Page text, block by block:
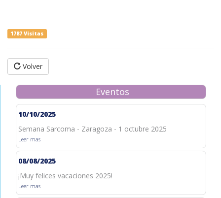
1787 Visitas
Volver
Eventos
10/10/2025
Semana Sarcoma - Zaragoza - 1 octubre 2025
Leer mas
08/08/2025
¡Muy felices vacaciones 2025!
Leer mas